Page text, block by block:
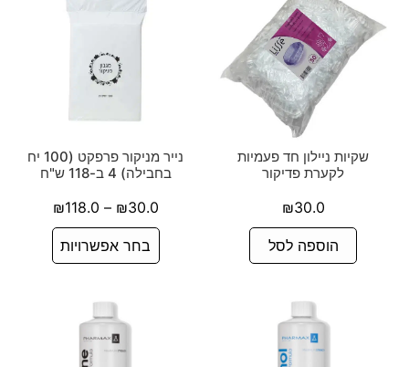
שקיות ניילון חד פעמיות
לקערת פדיקור
₪30.0
הוספה לסל
נייר מניקור פרפקט (100 יח
בחבילה) 4 ב-118 ש"ח
₪30.0
–
₪118.0
בחר אפשרויות